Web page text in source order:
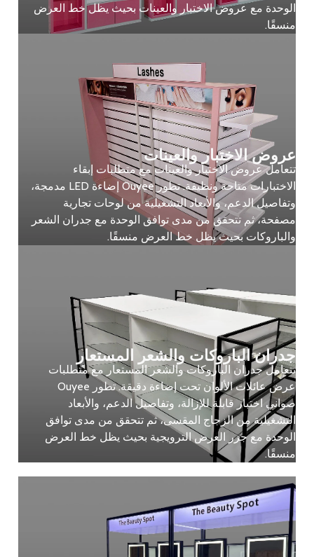
الوحدة مع عروض الاختبار والعينات بحيث يظل خط العرض
منسقًا.
عروض الاختبار والعينات
تتعامل عروض الاختبار والعينات مع متطلبات إبقاء
الاختبارات متاحة ونظيفة. تطور Ouyee إضاءة LED مدمجة،
وتفاصيل الدعم، والأبعاد التشغيلية من لوحات تجارية
مصفحة، ثم تتحقق من مدى توافق الوحدة مع جدران الشعر
والباروكات بحيث يظل خط العرض منسقًا.
جدران الباروكات والشعر المستعار
تتعامل جدران الباروكات والشعر المستعار مع متطلبات
عرض عائلات الألوان تحت إضاءة دقيقة. تطور Ouyee
صواني اختبار قابلة للإزالة، وتفاصيل الدعم، والأبعاد
التشغيلية من الزجاج المقسى، ثم تتحقق من مدى توافق
الوحدة مع جزر العرض الترويجية بحيث يظل خط العرض
منسقًا.